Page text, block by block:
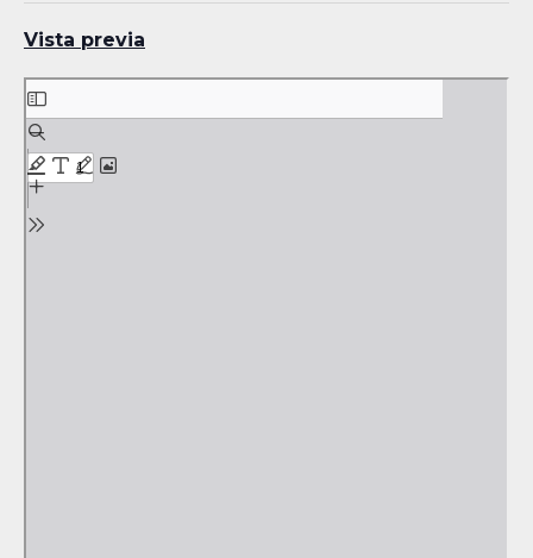
Vista previa
Skip
to
PDF
content